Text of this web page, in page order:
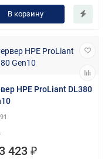
В корзину
HPE ProLiant DL380
423 ₽